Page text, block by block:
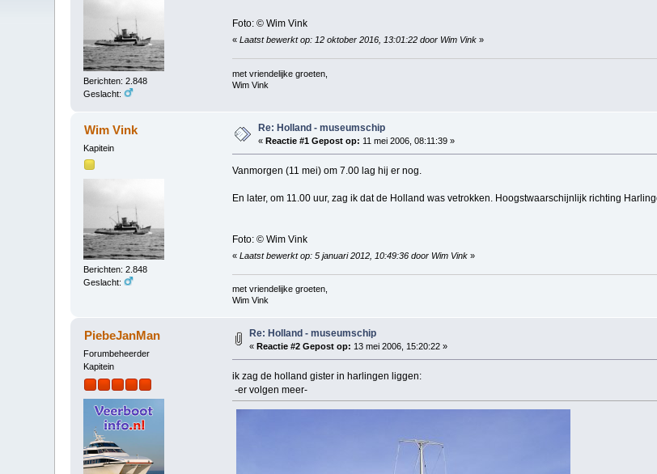
Berichten: 2.848
Geslacht:
Foto: © Wim Vink
« Laatst bewerkt op: 12 oktober 2016, 13:01:22 door Wim Vink»
met vriendelijke groeten,
Wim Vink
Wim Vink
Kapitein
Berichten: 2.848
Geslacht:
Re: Holland - museumschip
«Reactie #1 Gepost op: 11 mei 2006, 08:11:39 »
Vanmorgen (11 mei) om 7.00 lag hij er nog.
En later, om 11.00 uur, zag ik dat de Holland was vetrokken. Hoogstwaarschijnlijk richting
Foto: © Wim Vink
« Laatst bewerkt op: 5 januari 2012, 10:49:36 door Wim Vink»
met vriendelijke groeten,
Wim Vink
PiebeJanMan
Forumbeheerder
Kapitein
Re: Holland - museumschip
« Reactie #2 Gepost op: 13 mei 2006, 15:20:22 »
ik zag de holland gister in harlingen liggen:
-er volgen meer-